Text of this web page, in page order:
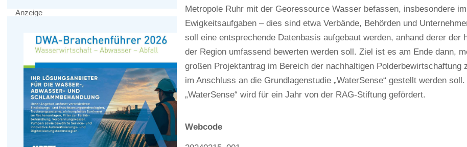
Metropole Ruhr mit der Georessource Wasser befassen, insbesondere
Ewigkeitsaufgaben – dies sind etwa Verbände, Behörden und
soll eine entsprechende Datenbasis aufgebaut werden, anhand derer der
der Region umfassend bewerten werden soll. Ziel ist es am Ende dann,
großen Projektantrag im Bereich der nachhaltigen Polderbewirtschaftung
im Anschluss an die Grundlagenstudie „WaterSense“ gestellt werden
„WaterSense“ wird für ein Jahr von der RAG-Stiftung gefördert.
Webcode
Anzeige